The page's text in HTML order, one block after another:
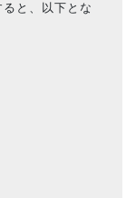
と、以下とな